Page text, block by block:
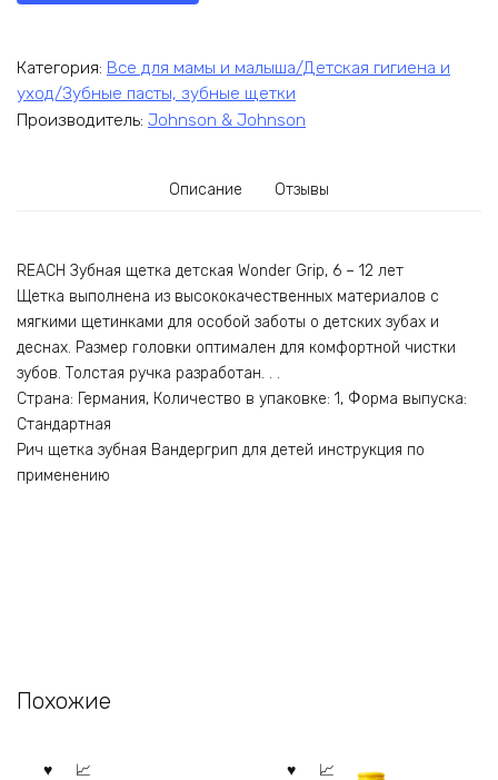
Категория: Все для мамы и малыша/Детская гигиена и
уход/Зубные пасты, зубные щетки
Производитель: Johnson & Johnson
Описание Отзывы
REACH Зубная щетка детская Wonder Grip, 6 – 12 лет
Щетка выполнена из высококачественных материалов с
мягкими щетинками для особой заботы о детских зубах и
деснах. Размер головки оптимален для комфортной чистки
зубов. Толстая ручка разработан. . .
Страна: Германия, Количество в упаковке: 1, Форма выпуска:
Стандартная
Рич щетка зубная Вандергрип для детей инструкция по
применению
Похожие